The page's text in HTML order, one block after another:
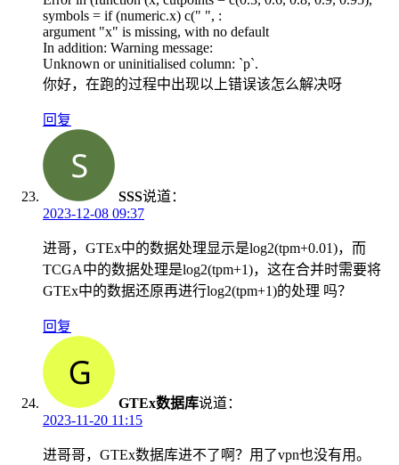
symbols = if (numeric.x) c(" ", :
argument "x" is missing, with no default
In addition: Warning message:
Unknown or uninitialised column: `p`.
你好，在跑的过程中出现以上错误该怎么解决呀
回复
SSS说道：
2023-12-08 09:37
进哥，GTEx中的数据处理显示是log2(tpm+0.01)，而
TCGA中的数据处理是log2(tpm+1)，这在合并时需要将
GTEx中的数据还原再进行log2(tpm+1)的处理 吗？
回复
GTEx数据库说道：
2023-11-20 11:15
进哥哥，GTEx数据库进不了啊？用了vpn也没有用。